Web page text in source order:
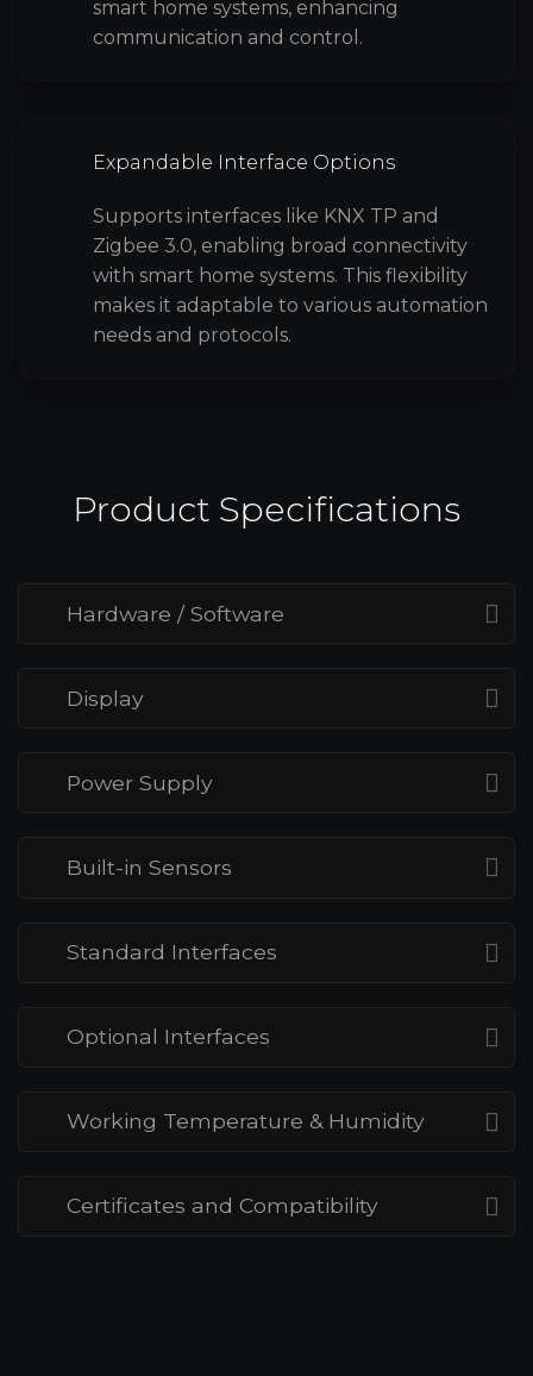
smart home systems, enhancing
communication and control.
Expandable Interface Options
Supports interfaces like KNX TP and
Zigbee 3.0, enabling broad connectivity
with smart home systems. This flexibility
makes it adaptable to various automation
needs and protocols.
Product Specifications
Hardware / Software
Display
Power Supply
Built-in Sensors
Standard Interfaces
Optional Interfaces
Working Temperature & Humidity
Certificates and Compatibility